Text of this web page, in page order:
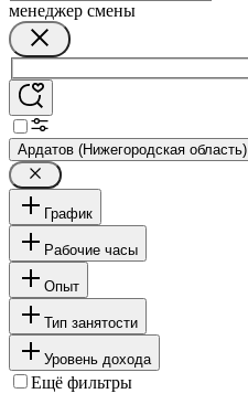
менеджер смены
Ардатов (Нижегородская область)
График
Рабочие часы
Опыт
Тип занятости
Уровень дохода
Ещё фильтры